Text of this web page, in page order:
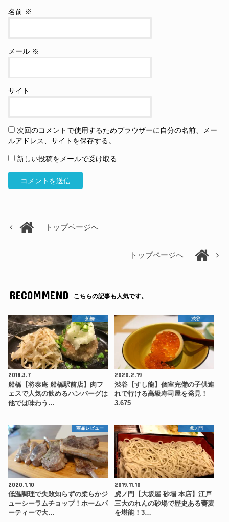
名前 ※
メール ※
サイト
次回のコメントで使用するためブラウザーに自分の名前、メー
ルアドレス、サイトを保存する。
新しい投稿をメールで受け取る
トップページへ
トップページへ
RECOMMEND こちらの記事も人気です。
船橋
2018.3.7
船橋【将泰庵 船橋駅前店】肉フ
ェスで人気の飲めるハンバーグは
他では味わう…
渋谷
2020.2.19
渋谷【すし龍】個室完備の子供連
れで行ける高級寿司屋を発見！
3.675
商品レビュー
2020.1.10
低温調理で失敗知らずの柔らかジ
ューシーラムチョップ！ホームパ
ーティーで大…
虎ノ門
2019.11.10
虎ノ門【大坂屋 砂場 本店】江戸
三大のれんの砂場で歴史ある蕎麦
を堪能！3…